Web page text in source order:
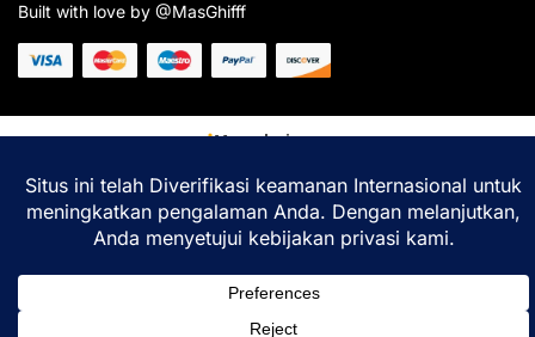
Built with love by @MasGhifff
Moerahnie.com
pengalaman belanja terbaik Anda.